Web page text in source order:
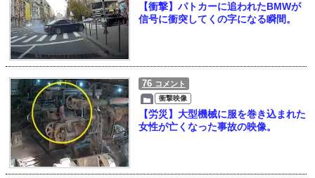
【衝撃】パトカーに追われたBMWが
信号に衝突してくの字になる瞬間。
76 コメント
衝撃映像
【労災】大型機械に服を巻き込まれた
女性が亡くなった事故の映像。